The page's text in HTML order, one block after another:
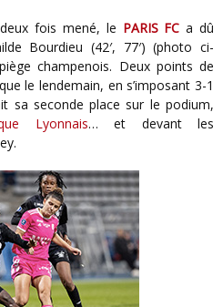
deux fois mené, le PARIS FC a dû
Bourdieu (42′, 77′) (photo ci-
champenois. Deux points de
le lendemain, en s’imposant 3-1
sa seconde place sur le podium,
Lyonnais… et devant les